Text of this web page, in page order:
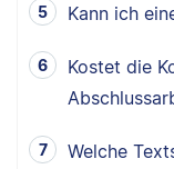
Kann ich
Kostet die
Welche